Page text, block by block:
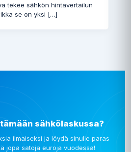
tekee sähkön hintavertailun
se on yksi […]
sähkölaskussa?
ilmaiseksi ja löydä sinulle paras
jopa satoja euroja vuodessa!